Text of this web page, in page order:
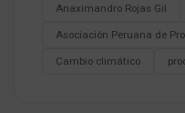
Anaximandro Rojas Gil
Asociación Peruana de
Cambio climático